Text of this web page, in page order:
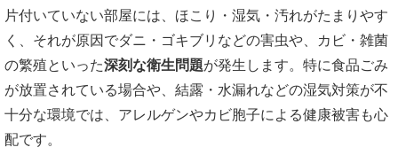
片付いていない部屋には、ほこり・湿気・汚れがたまりやす
く、それが原因でダニ・ゴキブリなどの害虫や、カビ・雑菌
の繁殖といった深刻な衛生問題が発生します。特に食品ごみ
が放置されている場合や、結露・水漏れなどの湿気対策が不
十分な環境では、アレルゲンやカビ胞子による健康被害も心
配です。